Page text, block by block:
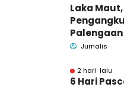
Laka Maut,
Palengaan
Jurnalis
2 hari lalu
6 Hari